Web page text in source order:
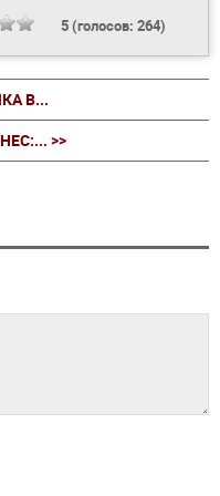
5(голосов: 264)
В...
>>